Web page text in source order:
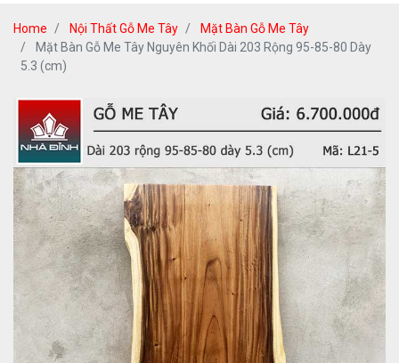
Home Nội Thất Gỗ Me Tây
Mặt Bàn Gỗ Me Tây
Mặt Bàn Gỗ Me Tây Nguyên Khối Dài 203 Rộng 95-85-80 Dày
5.3 (cm)